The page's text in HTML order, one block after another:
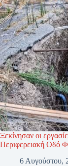
Ξεκίνησαν οι
Περιφερειακή Οδό
6 Αυγούστου,